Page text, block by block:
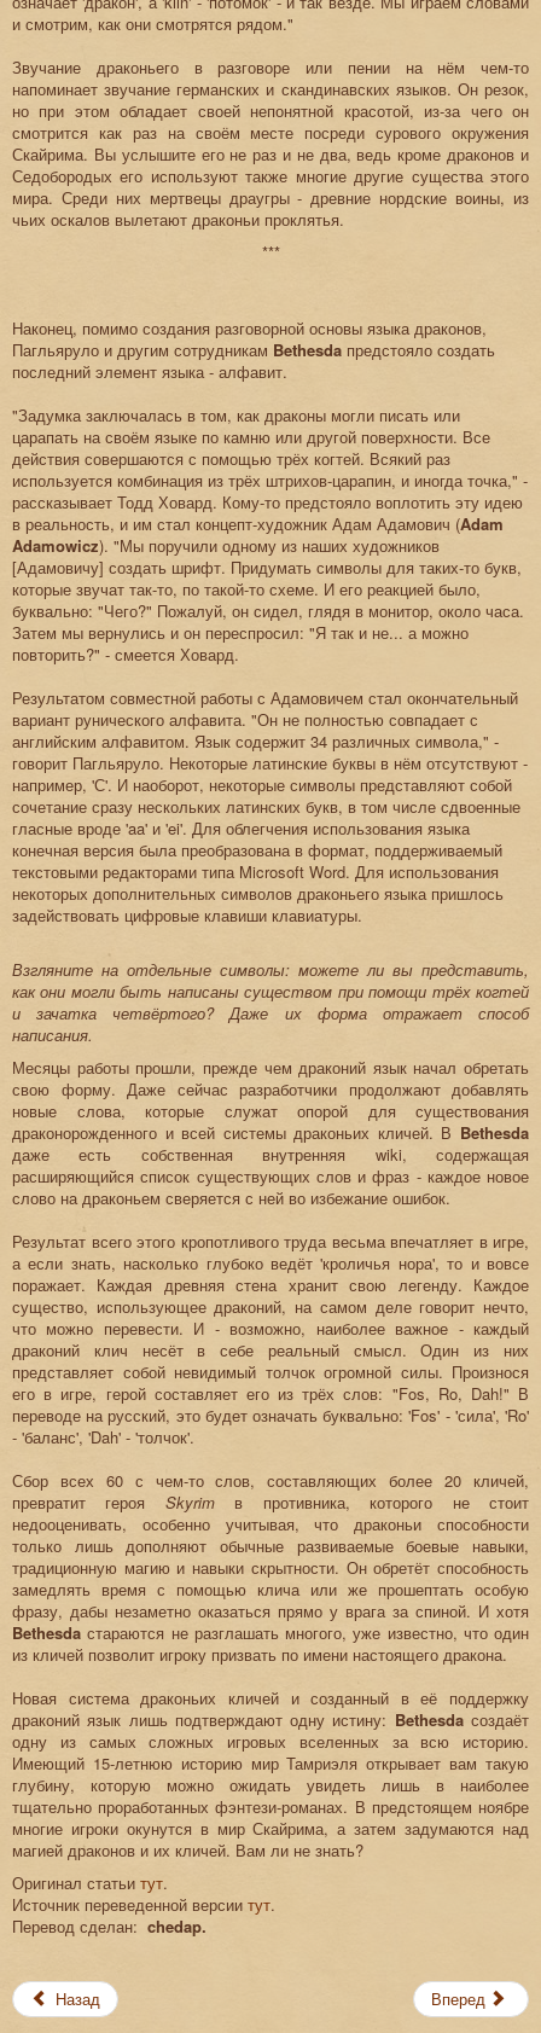
и смотрим, как они смотрятся рядом."
Звучание драконьего в разговоре или пении на нём чем-то
напоминает звучание германских и скандинавских языков. Он резок,
но при этом обладает своей непонятной красотой, из-за чего он
смотрится как раз на своём месте посреди сурового окружения
Скайрима. Вы услышите его не раз и не два, ведь кроме драконов и
Седобородых его используют также многие другие существа этого
мира. Среди них мертвецы драугры - древние нордские воины, из
чьих оскалов вылетают драконьи проклятья.
***
Наконец, помимо создания разговорной основы языка драконов,
Пагльяруло и другим сотрудникам Bethesda предстояло создать
последний элемент языка - алфавит.
"Задумка заключалась в том, как драконы могли писать или
царапать на своём языке по камню или другой поверхности. Все
действия совершаются с помощью трёх когтей. Всякий раз
используется комбинация из трёх штрихов-царапин, и иногда точка," -
рассказывает Тодд Ховард. Кому-то предстояло воплотить эту идею
в реальность, и им стал концепт-художник Адам Адамович (Adam
Adamowicz). "Мы поручили одному из наших художников
[Адамовичу] создать шрифт. Придумать символы для таких-то букв,
которые звучат так-то, по такой-то схеме. И его реакцией было,
буквально: "Чего?" Пожалуй, он сидел, глядя в монитор, около часа.
Затем мы вернулись и он переспросил: "Я так и не... а можно
повторить?" - смеется Ховард.
Результатом совместной работы с Адамовичем стал окончательный
вариант рунического алфавита. "Он не полностью совпадает с
английским алфавитом. Язык содержит 34 различных символа," -
говорит Пагльяруло. Некоторые латинские буквы в нём отсутствуют -
например, 'С'. И наоборот, некоторые символы представляют собой
сочетание сразу нескольких латинских букв, в том числе сдвоенные
гласные вроде 'aa' и 'ei'. Для облегчения использования языка
конечная версия была преобразована в формат, поддерживаемый
текстовыми редакторами типа Microsoft Word. Для использования
некоторых дополнительных символов драконьего языка пришлось
задействовать цифровые клавиши клавиатуры.
Взгляните на отдельные символы: можете ли вы представить,
как они могли быть написаны существом при помощи трёх когтей
и зачатка четвёртого? Даже их форма отражает способ
написания.
Месяцы работы прошли, прежде чем драконий язык начал обретать
свою форму. Даже сейчас разработчики продолжают добавлять
новые слова, которые служат опорой для существования
драконорожденного и всей системы драконьих кличей. В Bethesda
даже есть собственная внутренняя wiki, содержащая
расширяющийся список существующих слов и фраз - каждое новое
слово на драконьем сверяется с ней во избежание ошибок.
Результат всего этого кропотливого труда весьма впечатляет в игре,
а если знать, насколько глубоко ведёт 'кроличья нора', то и вовсе
поражает. Каждая древняя стена хранит свою легенду. Каждое
существо, использующее драконий, на самом деле говорит нечто,
что можно перевести. И - возможно, наиболее важное - каждый
драконий клич несёт в себе реальный смысл. Один из них
представляет собой невидимый толчок огромной силы. Произнося
его в игре, герой составляет его из трёх слов: "Fos, Ro, Dah!" В
переводе на русский, это будет означать буквально: 'Fos' - 'сила', 'Ro'
- 'баланс', 'Dah' - 'толчок'.
Сбор всех 60 с чем-то слов, составляющих более 20 кличей,
превратит героя Skyrimв противника, которого не стоит
недооценивать, особенно учитывая, что драконьи способности
только лишь дополняют обычные развиваемые боевые навыки,
традиционную магию и навыки скрытности. Он обретёт способность
замедлять время с помощью клича или же прошептать особую
фразу, дабы незаметно оказаться прямо у врага за спиной. И хотя
Bethesda стараются не разглашать многого, уже известно, что один
из кличей позволит игроку призвать по имени настоящего дракона.
Новая система драконьих кличей и созданный в её поддержку
драконий язык лишь подтверждают одну истину: Bethesdaсоздаёт
одну из самых сложных игровых вселенных за всю историю.
Имеющий 15-летнюю историю мир Тамриэля открывает вам такую
глубину, которую можно ожидать увидеть лишь в наиболее
тщательно проработанных фэнтези-романах. В предстоящем ноябре
многие игроки окунутся в мир Скайрима, а затем задумаются над
магией драконов и их кличей. Вам ли не знать?
Оригинал статьи тут.
Источник переведенной версии тут.
Перевод сделан: chedap.
Назад Вперед